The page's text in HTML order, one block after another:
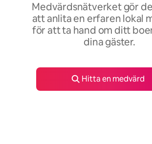
Medvärdsnätverket gör
att anlita en erfaren lokal
för att ta hand om ditt
dina gäster.
Hitta en medvärd